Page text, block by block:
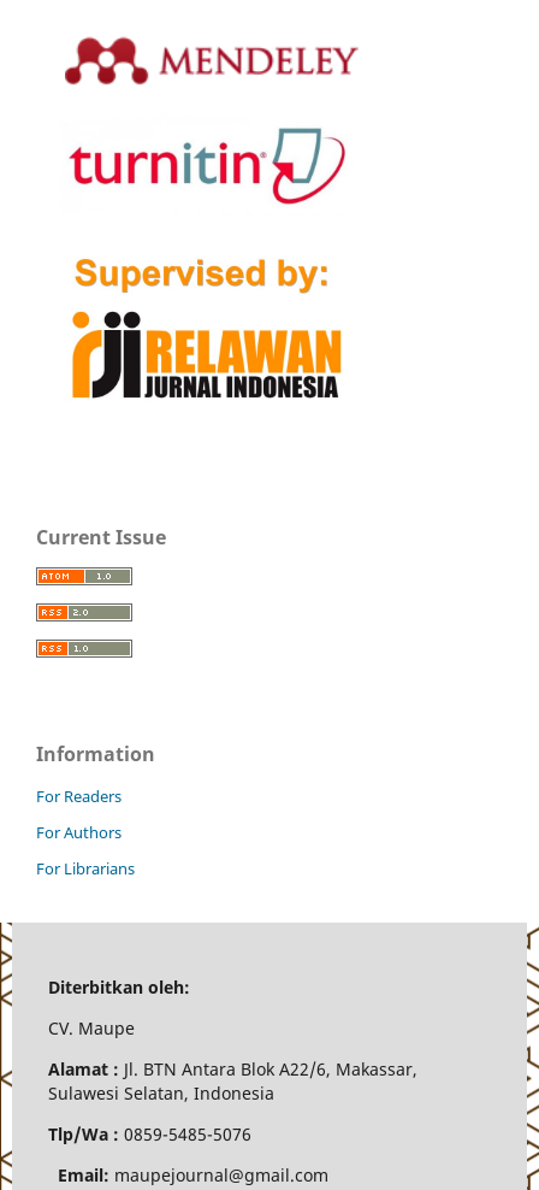
Current Issue
Information
For Readers
For Authors
For Librarians
Diterbitkan oleh:
CV. Maupe
Alamat : Jl. BTN Antara Blok A22/6, Makassar,
Sulawesi Selatan, Indonesia
Tlp/Wa : 0859-5485-5076
Email: maupejournal@gmail.com